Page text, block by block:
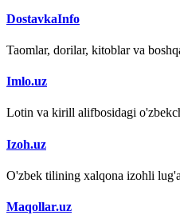
DostavkaInfo
Taomlar, dorilar, kitoblar va
Imlo.uz
Lotin va kirill alifbosidagi
Izoh.uz
O'zbek tilining xalqona izohli
Maqollar.uz